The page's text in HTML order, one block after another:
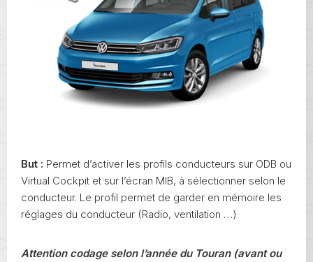
But : Permet d’activer les profils conducteurs sur ODB ou
Virtual Cockpit et sur l’écran MIB, à sélectionner selon le
conducteur. Le profil permet de garder en mémoire les
réglages du conducteur (Radio, ventilation …)
Attention codage selon l’année du Touran (avant ou